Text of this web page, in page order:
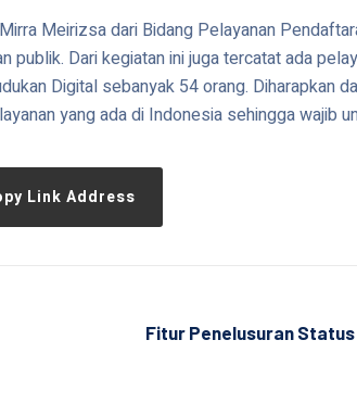
Meirizsa dari Bidang Pelayanan
Dari kegiatan ini juga tercatat ada
Digital sebanyak 54 orang. Diharapkan
yang ada di Indonesia sehingga wajib
Link Address
Fitur Penelusuran